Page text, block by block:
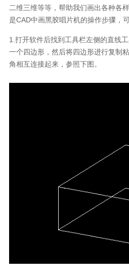
二维三维等等，帮助我们画出各种各
是CAD中画黑胶唱片机的操作步骤，
1. 打开软件后找到工具栏左侧的直线
一个四边形，然后将四边形进行复制
角相互连接起来，参照下图。